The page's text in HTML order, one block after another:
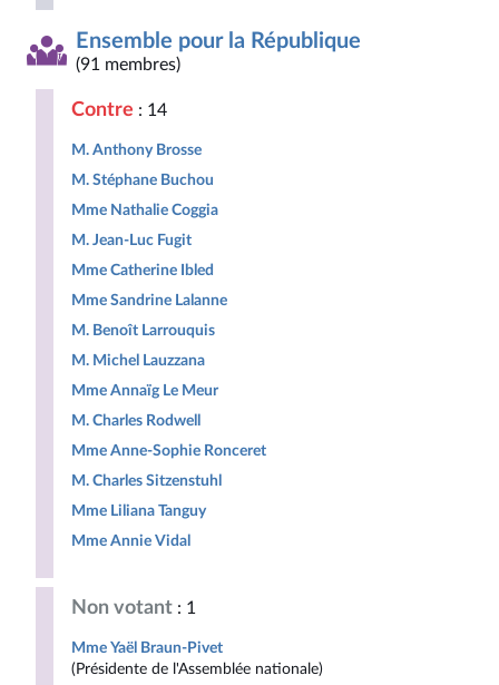
Ensemble pour la République
(91 membres)
Contre : 14
M. Anthony Brosse
M. Stéphane Buchou
Mme Nathalie Coggia
M. Jean-Luc Fugit
Mme Catherine Ibled
Mme Sandrine Lalanne
M. Benoît Larrouquis
M. Michel Lauzzana
Mme Annaïg Le Meur
M. Charles Rodwell
Mme Anne-Sophie Ronceret
M. Charles Sitzenstuhl
Mme Liliana Tanguy
Mme Annie Vidal
Non votant : 1
Mme Yaël Braun-Pivet
(Présidente de l'Assemblée nationale)